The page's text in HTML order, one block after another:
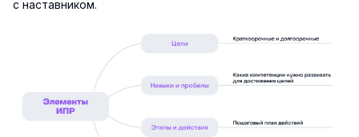
с наставником.